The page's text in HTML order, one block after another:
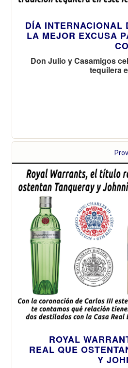
DÍA INTERNACIONAL
LA MEJOR EXCUSA
Don Julio y Casamigos
tequilera
ROYAL
REAL QUE
Y